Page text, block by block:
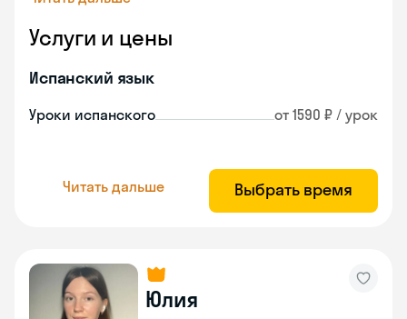
Услуги и цены
Испанский язык
Уроки испанского от 1590 ₽ / урок
Читать дальше Выбрать время
Юлия